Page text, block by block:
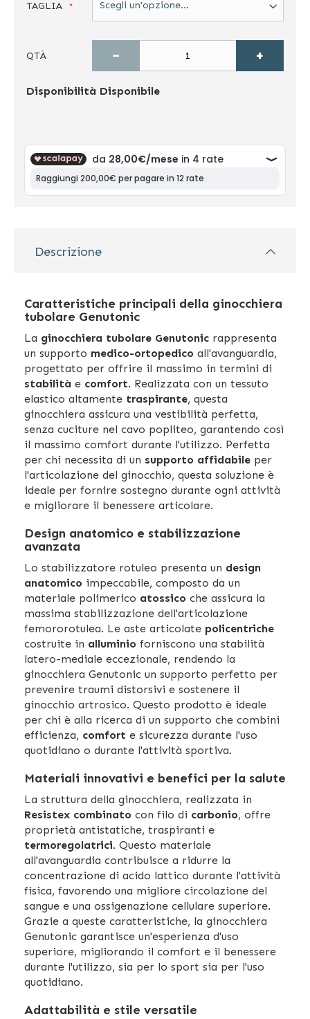
TAGLIA
QTÀ − +
Disponibilità Disponibile
Descrizione
Caratteristiche principali della ginocchiera
tubolare Genutonic
La ginocchiera tubolare Genutonic rappresenta
un supporto medico-ortopedico all'avanguardia,
progettato per offrire il massimo in termini di
stabilità e comfort. Realizzata con un tessuto
elastico altamente traspirante, questa
ginocchiera assicura una vestibilità perfetta,
senza cuciture nel cavo popliteo, garantendo così
il massimo comfort durante l'utilizzo. Perfetta
per chi necessita di un supporto affidabile per
l'articolazione del ginocchio, questa soluzione è
ideale per fornire sostegno durante ogni attività
e migliorare il benessere articolare.
Design anatomico e stabilizzazione
avanzata
Lo stabilizzatore rotuleo presenta un design
anatomico impeccabile, composto da un
materiale polimerico atossico che assicura la
massima stabilizzazione dell'articolazione
femororotulea. Le aste articolate policentriche
costruite in alluminio forniscono una stabilità
latero-mediale eccezionale, rendendo la
ginocchiera Genutonic un supporto perfetto per
prevenire traumi distorsivi e sostenere il
ginocchio artrosico. Questo prodotto è ideale
per chi è alla ricerca di un supporto che combini
efficienza, comfort e sicurezza durante l'uso
quotidiano o durante l'attività sportiva.
Materiali innovativi e benefici per la salute
La struttura della ginocchiera, realizzata in
Resistex combinato con filo di carbonio, offre
proprietà antistatiche, traspiranti e
termoregolatrici. Questo materiale
all'avanguardia contribuisce a ridurre la
concentrazione di acido lattico durante l'attività
fisica, favorendo una migliore circolazione del
sangue e una ossigenazione cellulare superiore.
Grazie a queste caratteristiche, la ginocchiera
Genutonic garantisce un'esperienza d'uso
superiore, migliorando il comfort e il benessere
durante l'utilizzo, sia per lo sport sia per l'uso
quotidiano.
Adattabilità e stile versatile